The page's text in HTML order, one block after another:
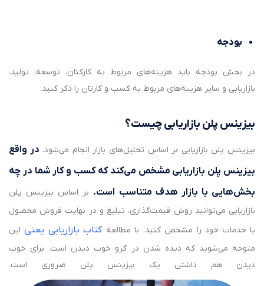
بودجه
در بخش بودجه باید هزینه‌های مربوط به کارکنان، توسعه، تولید،
بازاریابی و سایر هزینه‌های مربوط به کسب و کارتان را ذکر کنید.
بیزینس پلن بازاریابی چیست؟
بیزینس پلن بازاریابی بر اساس تحلیل‌های بازار انجام می‌شود. در واقع
بیزینس پلن بازاریابی مشخص می‌کند که کسب و کار شما در چه
بخش‌هایی با بازار هدف متناسب است. بر اساس بیزینس پلن
بازاریابی می‌توانید روش قیمت‌گذاری، تبلیغ و در نهایت فروش محصول
یا خدمات خود را مشخص کنید. با مطالعهکتاب بازاریابی یعنیاین
متوجه می‌شوید که دیده شدن در گرو خوب دیدن است. برای خوب
دیدن هم داشتن یک بیزینس پلن ضروری است.